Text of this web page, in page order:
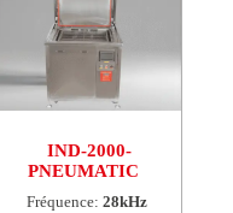
IND-2000-
PNEUMATIC
Fréquence: 28kHz